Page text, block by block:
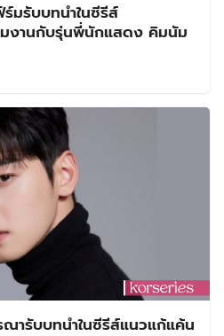
มรับบทนำในซีรีส์
งานกับรุ่นพี่นักแสดง คิมนัม
ณารับบทนำในซีรีส์แนวแก้แค้น